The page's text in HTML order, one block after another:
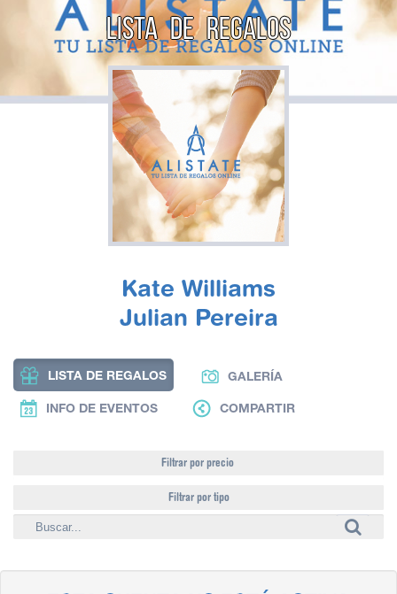
LISTA DE REGALOS
Kate Williams
Julian Pereira
LISTA DE REGALOS GALERÍA
INFO DE EVENTOS COMPARTIR
Filtrar por precio
Filtrar por tipo